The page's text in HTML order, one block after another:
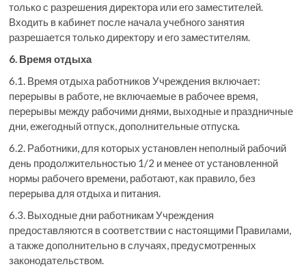
только с разрешения директора или его заместителей.
Входить в кабинет после начала учебного занятия
разрешается только директору и его заместителям.
6. Время отдыха
6.1. Время отдыха работников Учреждения включает:
перерывы в работе, не включаемые в рабочее время,
перерывы между рабочими днями, выходные и праздничные
дни, ежегодный отпуск, дополнительные отпуска.
6.2. Работники, для которых установлен неполный рабочий
день продолжительностью 1/2 и менее от установленной
нормы рабочего времени, работают, как правило, без
перерыва для отдыха и питания.
6.3. Выходные дни работникам Учреждения
предоставляются в соответствии с настоящими Правилами,
а также дополнительно в случаях, предусмотренных
законодательством.